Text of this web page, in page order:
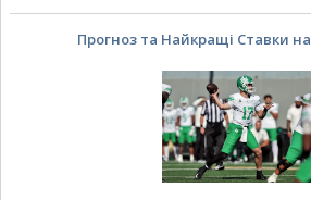
Прогноз та Найкращі Ставки